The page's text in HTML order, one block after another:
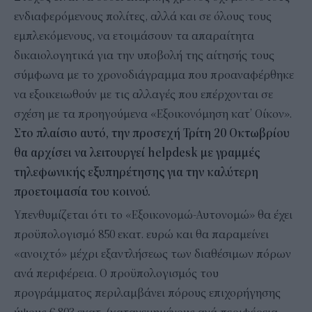
ενδιαφερόμενους πολίτες, αλλά και σε όλους τους
εμπλεκόμενους, να ετοιμάσουν τα απαραίτητα
δικαιολογητικά για την υποβολή της αίτησής τους
σύμφωνα με το χρονοδιάγραμμα που προαναφέρθηκε
να εξοικειωθούν με τις αλλαγές που επέρχονται σε
σχέση με τα προηγούμενα «Εξοικονόμηση κατ’ Οίκον».
Στο πλαίσιο αυτό, την προσεχή Τρίτη 20 Οκτωβρίου
θα αρχίσει να λειτουργεί helpdesk με γραμμές
τηλεφωνικής εξυπηρέτησης για την καλύτερη
προετοιμασία του κοινού.
Υπενθυμίζεται ότι το «Εξοικονομώ-Αυτονομώ» θα έχει
προϋπολογισμό 850 εκατ. ευρώ και θα παραμείνει
«ανοιχτό» μέχρι εξαντλήσεως των διαθέσιμων πόρων
ανά περιφέρεια. Ο προϋπολογισμός του
προγράμματος περιλαμβάνει πόρους επιχορήγησης